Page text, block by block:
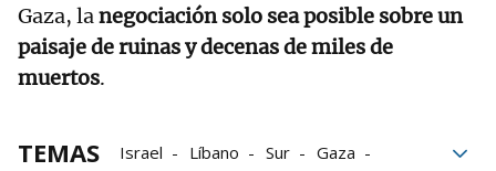
Gaza, lanegociación solo sea posible sobre un
paisaje de ruinas y decenas de miles de
muertos.
TEMAS Israel Líbano Sur
Gaza